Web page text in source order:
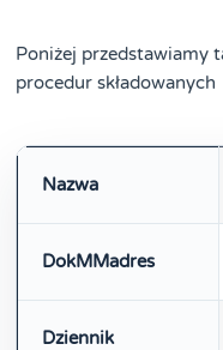
Poniżej przedstawiamy
procedur
Nazwa
DokMMadres
Dziennik